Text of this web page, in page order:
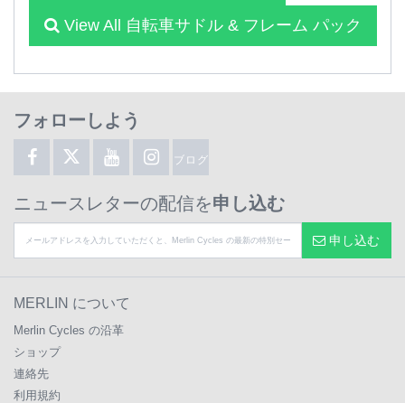
View All 自転車サドル & フレーム パック
フォローしよう
ブログ
ニュースレターの配信を申し込む
申し込む
MERLIN について
Merlin Cycles の沿革
ショップ
連絡先
利用規約